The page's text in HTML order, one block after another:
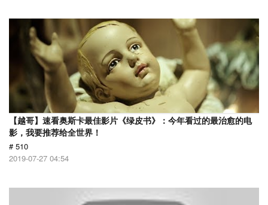
【越哥】速看奥斯卡最佳影片《绿皮书》：今年看过的最治愈的电
影，我要推荐给全世界！
# 510
2019-07-27 04:54